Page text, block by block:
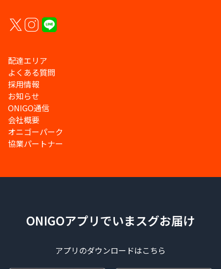
配達エリア
よくある質問
採用情報
お知らせ
ONIGO通信
会社概要
オニゴーパーク
協業パートナー
ONIGOアプリでいまスグお届け
アプリのダウンロードはこちら